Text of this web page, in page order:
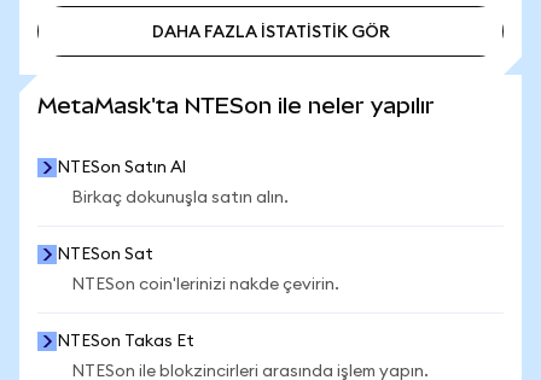
DAHA FAZLA İSTATİSTİK GÖR
MetaMask'ta NTESon ile neler yapılır
NTESon Satın Al
Birkaç dokunuşla satın alın.
NTESon Sat
NTESon coin'lerinizi nakde çevirin.
NTESon Takas Et
NTESon ile blokzincirleri arasında işlem yapın.